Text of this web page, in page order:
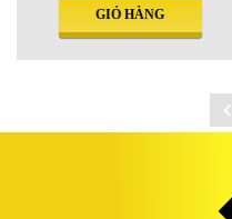
GIỎ HÀNG